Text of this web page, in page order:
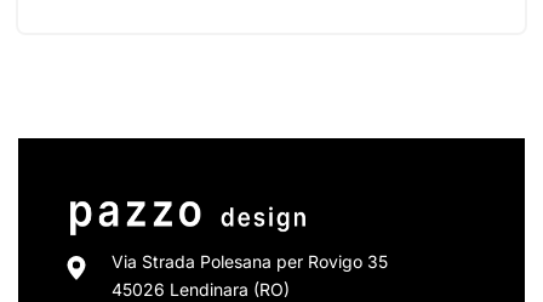
Via Strada Polesana per Rovigo 35
45026 Lendinara (RO)